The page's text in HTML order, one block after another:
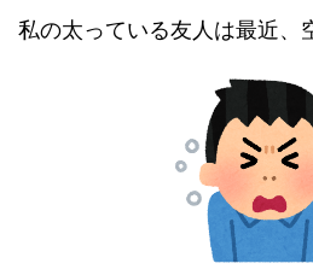
私の太っている友人は最近、